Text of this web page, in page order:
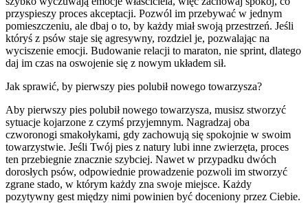
przyspieszy proces akceptacji. Pozwól im przebywać w jednym
pomieszczeniu, ale dbaj o to, by każdy miał swoją przestrzeń. Jeśli
któryś z psów staje się agresywny, rozdziel je, pozwalając na
wyciszenie emocji. Budowanie relacji to maraton, nie sprint, dlatego
daj im czas na oswojenie się z nowym układem sił.
Jak sprawić, by pierwszy pies polubił nowego towarzysza?
Aby pierwszy pies polubił nowego towarzysza, musisz stworzyć
sytuacje kojarzone z czymś przyjemnym. Nagradzaj oba
czworonogi smakołykami, gdy zachowują się spokojnie w swoim
towarzystwie. Jeśli Twój pies z natury lubi inne zwierzęta, proces
ten przebiegnie znacznie szybciej. Nawet w przypadku dwóch
dorosłych psów, odpowiednie prowadzenie pozwoli im stworzyć
zgrane stado, w którym każdy zna swoje miejsce. Każdy
pozytywny gest między nimi powinien być doceniony przez Ciebie.